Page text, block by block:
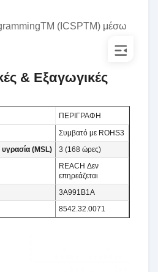
(ICSPTM) μέσω
& Εξαγωγικές
ΠΕΡΙΓΡΑΦΗ
Συμβατό με ROHS3
υγρασία (MSL)
3 (168 ώρες)
REACH Δεν
επηρεάζεται
3A991B1A
8542.32.0071